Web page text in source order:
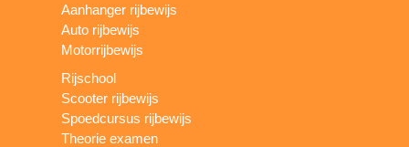
Aanhanger rijbewijs
Auto rijbewijs
Motorrijbewijs
Rijschool
Scooter rijbewijs
Spoedcursus rijbewijs
Theorie examen